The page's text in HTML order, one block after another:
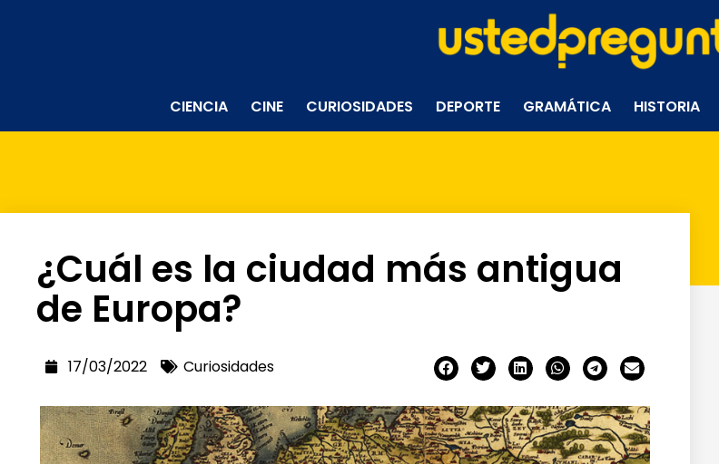
CIENCIA CINE CURIOSIDADES DEPORTE GRAMÁTICA HISTORIA
¿Cuál es la ciudad más antigua
de Europa?
17/03/2022 Curiosidades